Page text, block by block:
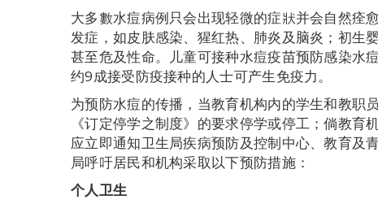
大多數水痘病例只会出现轻微的症狀并会自然痊
发症，如皮肤感染、猩红热、肺炎及脑炎；初生
甚至危及性命。儿童可接种水痘疫苗预防感染水
约9成接受防疫接种的人士可产生免疫力。
为预防水痘的传播，当教育机构内的学生和教职
《订定停学之制度》的要求停学或停工；倘教育
应立即通知卫生局疾病预防及控制中心、教育及
局呼吁居民和机构采取以下预防措施：
个人卫生